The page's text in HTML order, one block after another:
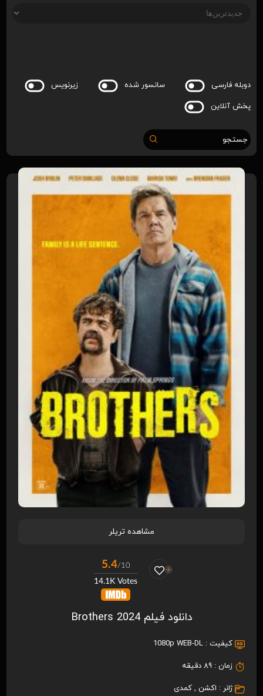
دوبله فارسی سانسور شده
زیرنویس
پخش آنلاین
جستجو
مشاهده تریلر
5.4/10
14.1K Votes
دانلود فیلم Brothers 2024
کیفیت : 1080p WEB-DL
زمان : 89 دقیقه
ژانر : اکشن ,کمدی